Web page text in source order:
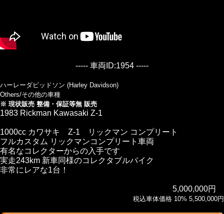
----- 車両ID:1954 -----
ハーレーダビッドソン (Harley Davidson)
Others/その他の車種
※ 現状販売 整備・保証等無 販売
1983 Rickman Kawasaki Z-1
1000cc カワサキ Z-1 リックマン コンプリート
フルカスタム リックマンコンプリート車両
有名なコレクターからの入手です
実走243km 新車同様のコレクタブルバイク
非常にレアな1台！
5,000,000円
税込車体価格 10% 5,500,000円